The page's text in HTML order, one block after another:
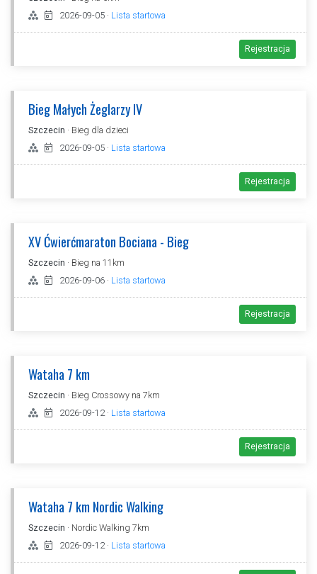
2026-09-05· Lista startowa
Rejestracja
Bieg Małych Żeglarzy IV
Szczecin · Bieg dla dzieci
2026-09-05· Lista startowa
Rejestracja
XV Ćwierćmaraton Bociana - Bieg
Szczecin · Bieg na 11km
2026-09-06· Lista startowa
Rejestracja
Wataha 7 km
Szczecin · Bieg Crossowy na 7km
2026-09-12· Lista startowa
Rejestracja
Wataha 7 km Nordic Walking
Szczecin · Nordic Walking 7km
2026-09-12· Lista startowa